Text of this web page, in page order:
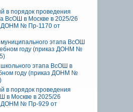
в порядок проведения
ВсОШ в Москве в 2025/26
ДОНМ № Пр-1170 от
этапа ВсОШ
году (приказ ДОНМ №
этапа ВсОШ в
году (приказ ДОНМ №
в порядок проведения
в Москве в 2025/26
ДОНМ № Пр-929 от